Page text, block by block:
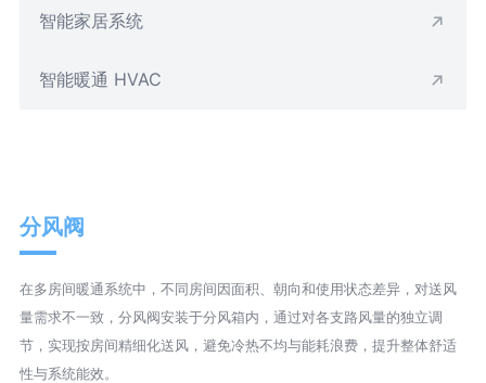
智能家居系统
智能暖通 HVAC
分风阀
在多房间暖通系统中，不同房间因面积、朝向和使用状态差异，对送风
量需求不一致，分风阀安装于分风箱内，通过对各支路风量的独立调
节，实现按房间精细化送风，避免冷热不均与能耗浪费，提升整体舒适
性与系统能效。